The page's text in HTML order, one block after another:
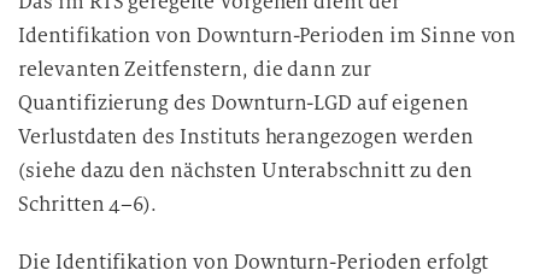
Identifikation von Downturn-Perioden im Sinne von
relevanten Zeitfenstern, die dann zur
Quantifizierung des Downturn-LGD auf eigenen
Verlustdaten des Instituts herangezogen werden
(siehe dazu den nächsten Unterabschnitt zu den
Schritten 4–6).
Die Identifikation von Downturn-Perioden erfolgt